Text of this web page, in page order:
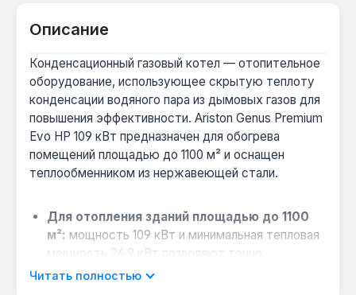
Описание
Конденсационный газовый котел — отопительное
оборудование, использующее скрытую теплоту
конденсации водяного пара из дымовых газов для
повышения эффективности. Ariston Genus Premium
Evo HP 109 кВт предназначен для обогрева
помещений площадью до 1100 м² и оснащен
теплообменником из нержавеющей стали.
Для отопления зданий площадью до 1100
м²: мощность 109 кВт и минимальная тепловая
мощность 26.9 кВт позволяют точно
регулировать нагрев в больших жилых,
Читать полностью